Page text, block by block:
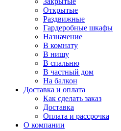
Открытые
Раздвижные
Гардеробные шкафы
Назначение
В комнату
В нишу
В спальню
В частный дом
На балкон
Доставка и оплата
Как сделать заказ
Доставка
Оплата и рассрочка
О компании